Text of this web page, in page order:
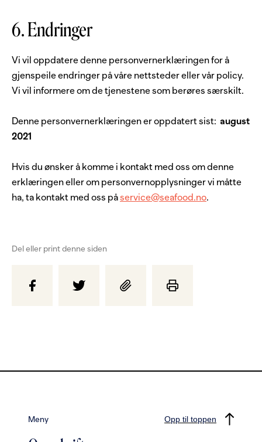
6. Endringer
Vi vil oppdatere denne personvernerklæringen for å
gjenspeile endringer på våre nettsteder eller vår policy.
Vi vil informere om de tjenestene som berøres særskilt.
Denne personvernerklæringen er oppdatert sist: august
2021
Hvis du ønsker å komme i kontakt med oss om denne
erklæringen eller om personvernopplysninger vi måtte
ha, ta kontakt med oss påservice@seafood.no.
Del eller print denne siden
Meny Opp til toppen